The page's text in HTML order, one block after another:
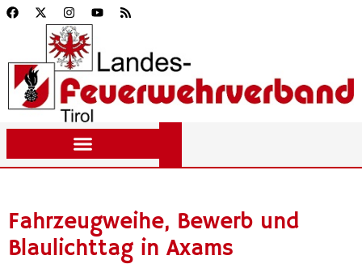
Fahrzeugweihe, Bewerb und
Blaulichttag in Axams